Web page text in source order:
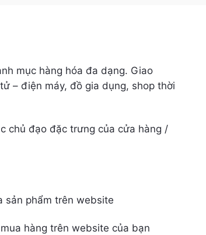
mục hàng hóa đa dạng. Giao
– điện máy, đồ gia dụng, shop thời
chủ đạo đặc trưng của cửa hàng /
sản phẩm trên website
hàng trên website của bạn